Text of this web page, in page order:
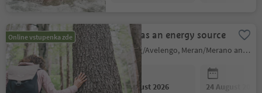
Online vstupenka zde Forest as an energy source
Hafling/Avelengo, Meran/Merano and environs
10 August 2026 24 August 2026